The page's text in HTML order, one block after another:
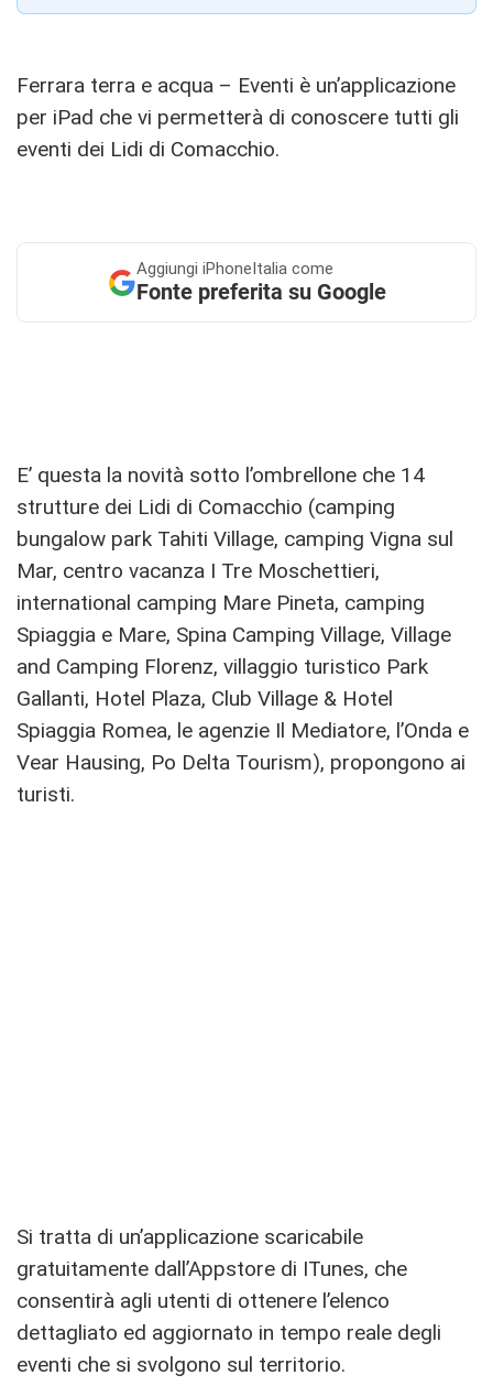
Ferrara terra e acqua – Eventi è un’applicazione
per iPad che vi permetterà di conoscere tutti gli
eventi dei Lidi di Comacchio.
Aggiungi iPhoneItalia come
Fonte preferita su Google
E’ questa la novità sotto l’ombrellone che 14
strutture dei Lidi di Comacchio (camping
bungalow park Tahiti Village, camping Vigna sul
Mar, centro vacanza I Tre Moschettieri,
international camping Mare Pineta, camping
Spiaggia e Mare, Spina Camping Village, Village
and Camping Florenz, villaggio turistico Park
Gallanti, Hotel Plaza, Club Village & Hotel
Spiaggia Romea, le agenzie Il Mediatore, l’Onda e
Vear Hausing, Po Delta Tourism), propongono ai
turisti.
Si tratta di un’applicazione scaricabile
gratuitamente dall’Appstore di ITunes, che
consentirà agli utenti di ottenere l’elenco
dettagliato ed aggiornato in tempo reale degli
eventi che si svolgono sul territorio.